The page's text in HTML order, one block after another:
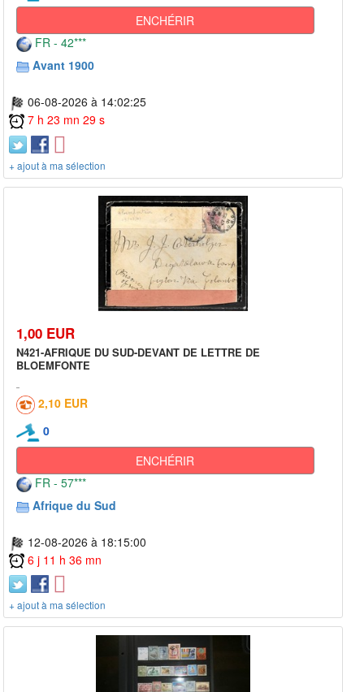
ENCHÉRIR
FR - 42***
Avant 1900
06-08-2026 à 14:02:25
7 h 23 mn 29 s
+ ajout à ma sélection
1,00 EUR
N421-AFRIQUE DU SUD-DEVANT DE LETTRE DE
BLOEMFONTE
2,10 EUR
0
ENCHÉRIR
FR - 57***
Afrique du Sud
12-08-2026 à 18:15:00
6 j 11 h 36 mn
+ ajout à ma sélection